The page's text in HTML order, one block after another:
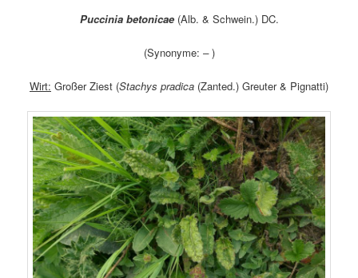
Puccinia betonicae (Alb. & Schwein.) DC.
(Synonyme: –)
Wirt: Großer Ziest (Stachys pradica (Zanted.) Greuter & Pignatti)